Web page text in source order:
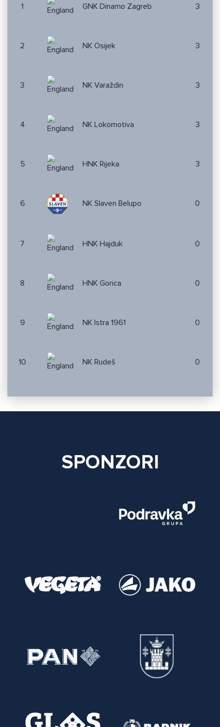
1 GNK Dinamo Zagreb 3
2 NK Osijek 3
3 NK Varaždin 3
4 NK Lokomotiva 3
5 HNK Rijeka 3
6 NK Slaven Belupo 0
7 HNK Hajduk 0
8 HNK Gorica 0
9 NK Istra 1961 0
10 NK Rudeš 0
SPONZORI